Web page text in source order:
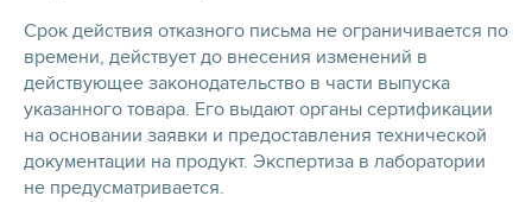
Срок действия отказного письма не ограничивается по
времени, действует до внесения изменений в
действующее законодательство в части выпуска
указанного товара. Его выдают органы сертификации
на основании заявки и предоставления технической
документации на продукт. Экспертиза в лаборатории
не предусматривается.